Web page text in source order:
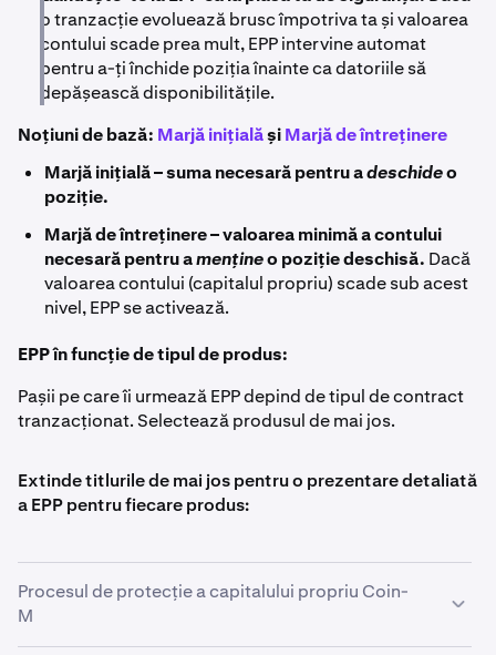
o tranzacție evoluează brusc împotriva ta și valoarea
contului scade prea mult, EPP intervine automat
pentru a-ți închide poziția înainte ca datoriile să
depășească disponibilitățile.
Noțiuni de bază: Marjă inițialășiMarjă de întreținere
Marjă inițială – suma necesară pentru adeschideo
poziție.
Marjă de întreținere – valoarea minimă a contului
necesară pentru amențineo poziție deschisă. Dacă
valoarea contului (capitalul propriu) scade sub acest
nivel, EPP se activează.
EPP în funcție de tipul de produs:
Pașii pe care îi urmează EPP depind de tipul de contract
tranzacționat. Selectează produsul de mai jos.
Extinde titlurile de mai jos pentru o prezentare detaliată
a EPP pentru fiecare produs:
Procesul de protecție a capitalului propriu Coin-
M